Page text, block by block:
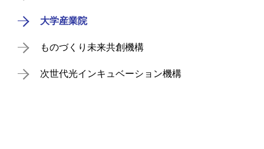
大学産業院
ものづくり未来共創機構
次世代光インキュベーション機構